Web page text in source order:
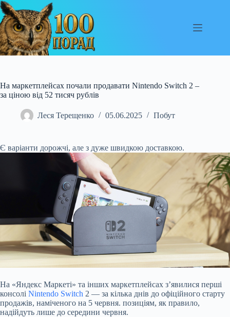
Перейти
до
вмісту
На маркетплейсах почали продавати Nintendo Switch 2 –
за ціною від 52 тисяч рублів
Леся Терещенко 05.06.2025 Побут
Є варіанти дорожчі, але з дуже швидкою доставкою.
На «Яндекс Маркеті» та інших маркетплейсах з’явилися перші
консолі Nintendo Switch 2 — за кілька днів до офіційного старту
продажів, наміченого на 5 червня. позиціям, як правило,
надійдуть лише до середини червня.